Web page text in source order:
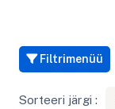
Filtrimenüü
Sorteeri järgi :